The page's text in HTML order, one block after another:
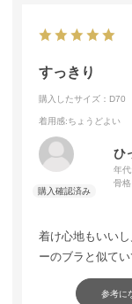
すっきり
購入したサイズ：D70
着用感:ちょうどよい
ひ
年
骨
着け心地もいい
ーのブラと似てい
参考に